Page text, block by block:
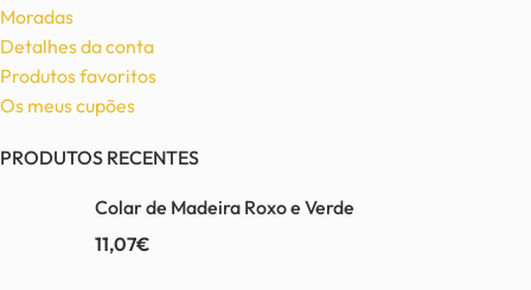
Moradas
Detalhes da conta
Produtos favoritos
Os meus cupões
PRODUTOS RECENTES
Colar de Madeira Roxo e Verde
11,07€